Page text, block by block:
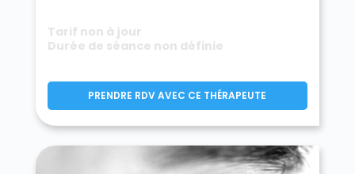
Tarif non à jour
Durée de séance non définie
PRENDRE RDV AVEC CE THÉRAPEUTE